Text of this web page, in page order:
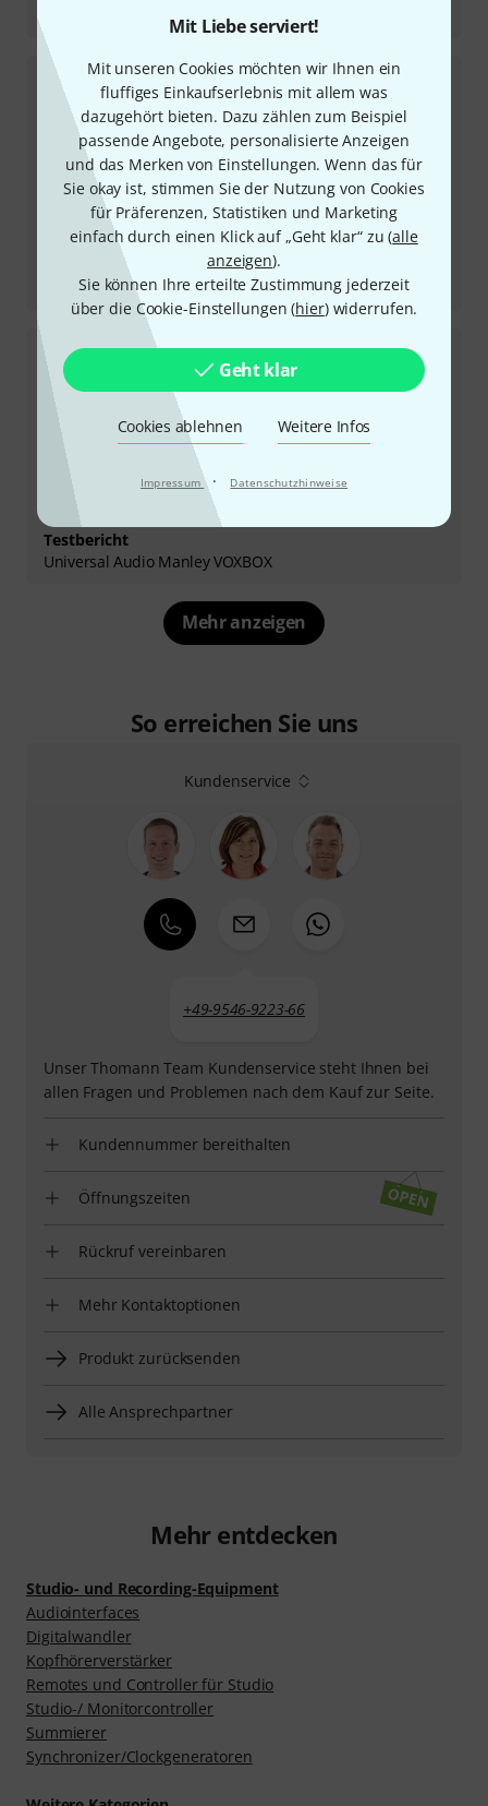
Mit Liebe serviert!
Mit unseren Cookies möchten wir Ihnen ein
fluffiges Einkaufserlebnis mit allem was
dazugehört bieten. Dazu zählen zum Beispiel
passende Angebote, personalisierte Anzeigen
und das Merken von Einstellungen. Wenn das für
Sie okay ist, stimmen Sie der Nutzung von Cookies
für Präferenzen, Statistiken und Marketing
einfach durch einen Klick auf „Geht klar“ zu (alle
anzeigen).
Sie können Ihre erteilte Zustimmung jederzeit
über die Cookie-Einstellungen (hier) widerrufen.
Geht klar
Cookies ablehnen Weitere Infos
Impressum · Datenschutzhinweise
Testbericht
PMC Result6
Testbericht
Universal Audio Manley VOXBOX
Mehr anzeigen
So erreichen Sie uns
Kundenservice
+49-9546-9223-66
Unser Thomann Team Kundenservice steht Ihnen bei
allen Fragen und Problemen nach dem Kauf zur Seite.
Kundennummer bereithalten
Öffnungszeiten
Rückruf vereinbaren
Mehr Kontaktoptionen
Produkt zurücksenden
Alle Ansprechpartner
Mehr entdecken
Studio- und Recording-Equipment
Audiointerfaces
Digitalwandler
Kopfhörerverstärker
Remotes und Controller für Studio
Studio-/ Monitorcontroller
Summierer
Synchronizer/Clockgeneratoren